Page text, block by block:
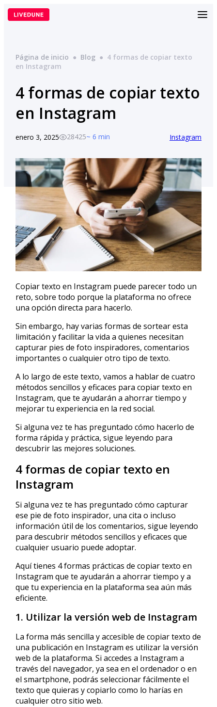
Saltar
al
Página de inicio ● Blog ● 4 formas de copiar texto
en Instagram
4 formas de copiar texto
en Instagram
enero 3, 2025 28425~ 6 min Instagram
Copiar texto en Instagram puede parecer todo un
reto, sobre todo porque la plataforma no ofrece
una opción directa para hacerlo.
Sin embargo, hay varias formas de sortear esta
limitación y facilitar la vida a quienes necesitan
capturar pies de foto inspiradores, comentarios
importantes o cualquier otro tipo de texto.
A lo largo de este texto, vamos a hablar de cuatro
métodos sencillos y eficaces para copiar texto en
Instagram, que te ayudarán a ahorrar tiempo y
mejorar tu experiencia en la red social.
Si alguna vez te has preguntado cómo hacerlo de
forma rápida y práctica, sigue leyendo para
descubrir las mejores soluciones.
4 formas de copiar texto en
Instagram
Si alguna vez te has preguntado cómo capturar
ese pie de foto inspirador, una cita o incluso
información útil de los comentarios, sigue leyendo
para descubrir métodos sencillos y eficaces que
cualquier usuario puede adoptar.
Aquí tienes 4 formas prácticas de copiar texto en
Instagram que te ayudarán a ahorrar tiempo y a
que tu experiencia en la plataforma sea aún más
eficiente.
1. Utilizar la versión web de Instagram
La forma más sencilla y accesible de copiar texto de
una publicación en Instagram es utilizar la versión
web de la plataforma. Si accedes a Instagram a
través del navegador, ya sea en el ordenador o en
el smartphone, podrás seleccionar fácilmente el
texto que quieras y copiarlo como lo harías en
cualquier otro sitio web.